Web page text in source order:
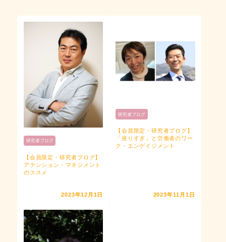
研究者ブログ
【会員限定・研究者ブログ】
アテンション・マネジメント
のススメ
2023年12月1日
研究者ブログ
【会員限定・研究者ブログ】
「座りすぎ」と労働者のワー
ク・エンゲイジメント
2023年11月1日